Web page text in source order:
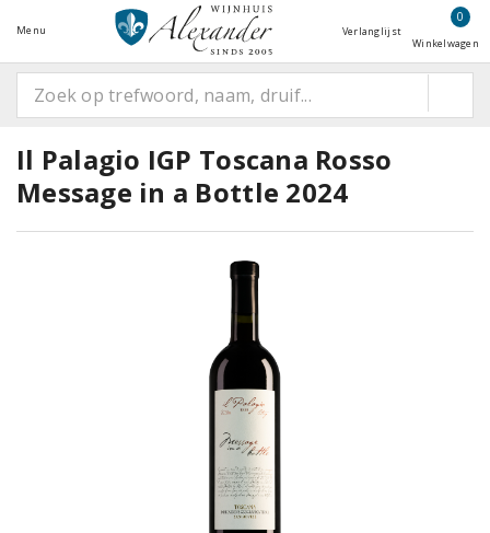
Menu Verlanglijst
0
Winkelwagen
Il Palagio IGP Toscana Rosso
Message in a Bottle 2024